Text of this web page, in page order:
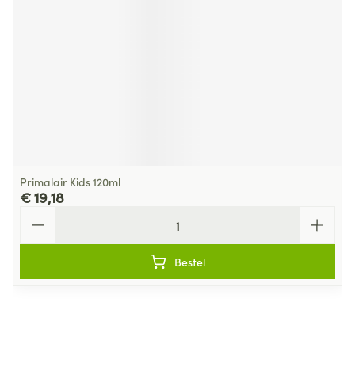
Primalair Kids 120ml
€ 19,18
Bestel